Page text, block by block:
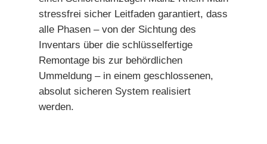
stressfrei sicher Leitfaden garantiert, dass
alle Phasen – von der Sichtung des
Inventars über die schlüsselfertige
Remontage bis zur behördlichen
Ummeldung – in einem geschlossenen,
absolut sicheren System realisiert
werden.